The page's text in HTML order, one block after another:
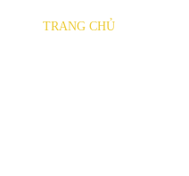
TRANG CHỦ